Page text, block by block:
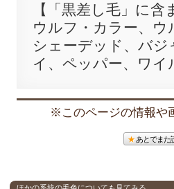
【「黒差し毛」に
ウルフ・カラー、
シェーデッド、バ
イ、ペッパー、ワイ
このページの情報や
あとでまた